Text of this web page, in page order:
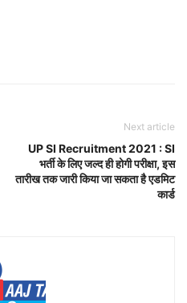
Next article
UP SI Recruitment 2021 : SI
भर्ती के लिए जल्द ही होगी परीक्षा, इस
तारीख तक जारी किया जा सकता है एडमिट
कार्ड